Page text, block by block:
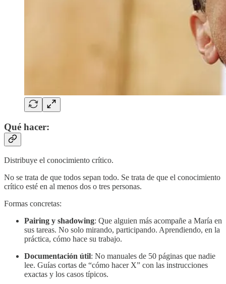
Qué hacer:
Distribuye el conocimiento crítico.
No se trata de que todos sepan todo. Se trata de que el conocimiento
crítico esté en al menos dos o tres personas.
Formas concretas:
Pairing y shadowing: Que alguien más acompañe a María en
sus tareas. No solo mirando, participando. Aprendiendo, en la
práctica, cómo hace su trabajo.
Documentación útil: No manuales de 50 páginas que nadie
lee. Guías cortas de “cómo hacer X” con las instrucciones
exactas y los casos típicos.